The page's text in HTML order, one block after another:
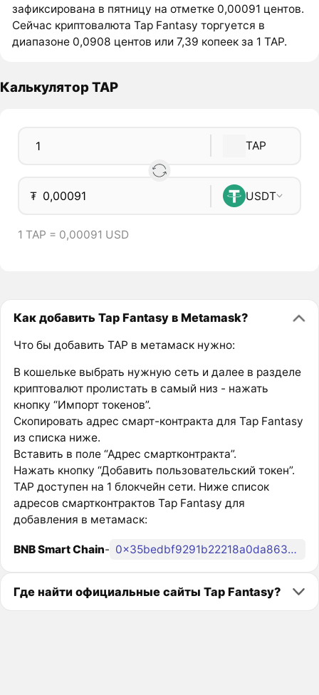
зафиксирована в пятницу на отметке 0,00091 центов.
Сейчас криптовалюта Tap Fantasy торгуется в
диапазоне 0,0908 центов или 7,39 копеек за 1 TAP.
Калькулятор TAP
TAP
₮ USDT
1 TAP = 0,00091 USD
Как добавить Tap Fantasy в Metamask?
Что бы добавить TAP в метамаск нужно:
В кошельке выбрать нужную сеть и далее в разделе
криптовалют пролистать в самый низ - нажать
кнопку “Импорт токенов”.
Скопировать адрес смарт-контракта для Tap Fantasy
из списка ниже.
Вставить в поле “Адрес смартконтракта”.
Нажать кнопку “Добавить пользовательский токен”.
TAP доступен на 1 блокчейн сети. Ниже список
адресов смартконтрактов Tap Fantasy для
добавления в метамаск:
BNB Smart Chain- 0x35bedbf9291b22218a0da863170dcc9329ef2563
Где найти официальные сайты Tap Fantasy?